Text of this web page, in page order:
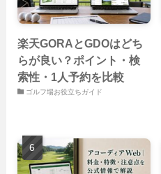
楽天GORAとGDOはどち
らが良い？ポイント・検
索性・1人予約を比較
ゴルフ場お役立ちガイド